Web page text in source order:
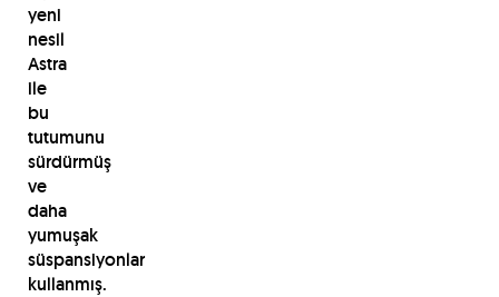
yeni
nesil
Astra
ile
bu
tutumunu
sürdürmüş
ve
daha
yumuşak
süspansiyonlar
kullanmış.